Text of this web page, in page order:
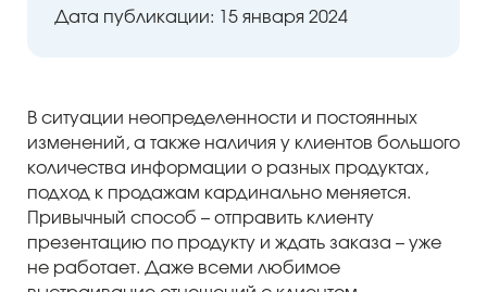
уровень
Дата публикации: 15 января 2024
В ситуации неопределенности и постоянных
изменений, а также наличия у клиентов большого
количества информации о разных продуктах,
подход к продажам кардинально меняется.
Привычный способ – отправить клиенту
презентацию по продукту и ждать заказа – уже
не работает. Даже всеми любимое